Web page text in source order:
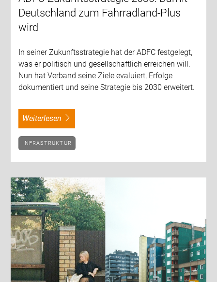
Deutschland zum Fahrradland-Plus
wird
In seiner Zukunftsstrategie hat der ADFC festgelegt,
was er politisch und gesellschaftlich erreichen will.
Nun hat Verband seine Ziele evaluiert, Erfolge
dokumentiert und seine Strategie bis 2030 erweitert.
weiterlesen
INFRASTRUKTUR